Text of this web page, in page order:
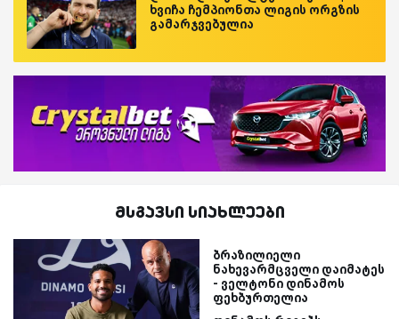
ხვიჩა ჩემპიონთა ლიგის ორგზის
გამარჯვებულია
მსგავსი სიახლეები
ბრაზილიელი
ნახევარმცველი დაიმატეს
- ველტონი დინამოს
ფეხბურთელია